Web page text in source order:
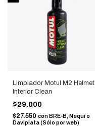
Limpiador Motul M2 Helmet
Interior Clean
$29.000
$27.550 conBRE-B, Nequi o
Daviplata (Sólo por web)